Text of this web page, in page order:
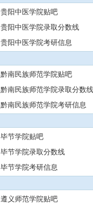
贵阳中医学院贴吧
贵阳中医学院录取分数线
贵阳中医学院考研信息
黔南民族师范学院贴吧
黔南民族师范学院录取分数线
黔南民族师范学院考研信息
毕节学院贴吧
毕节学院录取分数线
毕节学院考研信息
遵义师范学院贴吧